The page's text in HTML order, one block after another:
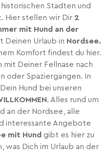
Städten und
Hier stellen wir Dir 2
mit Hund an der
Deinen Urlaub in Nordsee.
Komfort findest du hier.
mit Deiner Fellnase nach
oder Spaziergängen. In
Hund bei unseren
. Alles rund um
an der Nordsee, alle
interessante Angebote
mit Hund gibt es hier zu
was Dich im Urlaub an der